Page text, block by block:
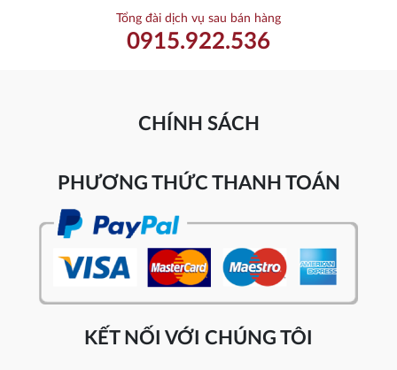
Tổng đài dịch vụ sau bán hàng
0915.922.536
CHÍNH SÁCH
PHƯƠNG THỨC THANH TOÁN
KẾT NỐI VỚI CHÚNG TÔI